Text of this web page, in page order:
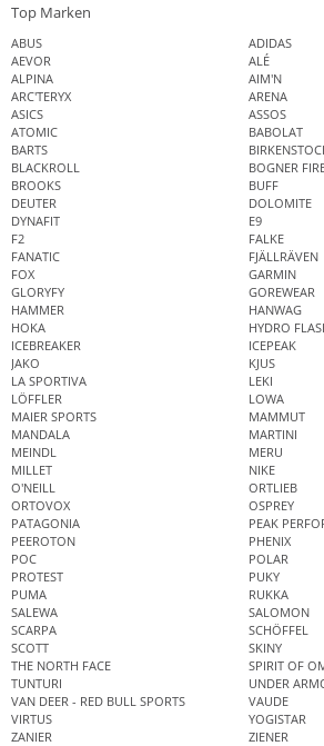
Top Marken
ABUS
ADIDAS
AEVOR
ALÉ
ALPINA
AIM'N
ARC'TERYX
ARENA
ASICS
ASSOS
ATOMIC
BABOLAT
BARTS
BLACKROLL
BOGNER
BROOKS
BUFF
DEUTER
DOLOMITE
DYNAFIT
E9
F2
FALKE
FANATIC
FJÄLLRÄVEN
FOX
GARMIN
GLORYFY
GOREWEAR
HAMMER
HANWAG
HOKA
HYDRO
ICEBREAKER
ICEPEAK
JAKO
KJUS
LA SPORTIVA
LEKI
LÖFFLER
LOWA
MAIER SPORTS
MAMMUT
MANDALA
MARTINI
MEINDL
MERU
MILLET
NIKE
O'NEILL
ORTLIEB
ORTOVOX
OSPREY
PATAGONIA
PEAK
PEEROTON
PHENIX
POC
POLAR
PROTEST
PUKY
PUMA
RUKKA
SALEWA
SALOMON
SCARPA
SCHÖFFEL
SCOTT
SKINY
THE NORTH FACE
SPIRIT OF
TUNTURI
UNDER
VAN DEER - RED BULL SPORTS
VAUDE
VIRTUS
YOGISTAR
ZANIER
ZIENER